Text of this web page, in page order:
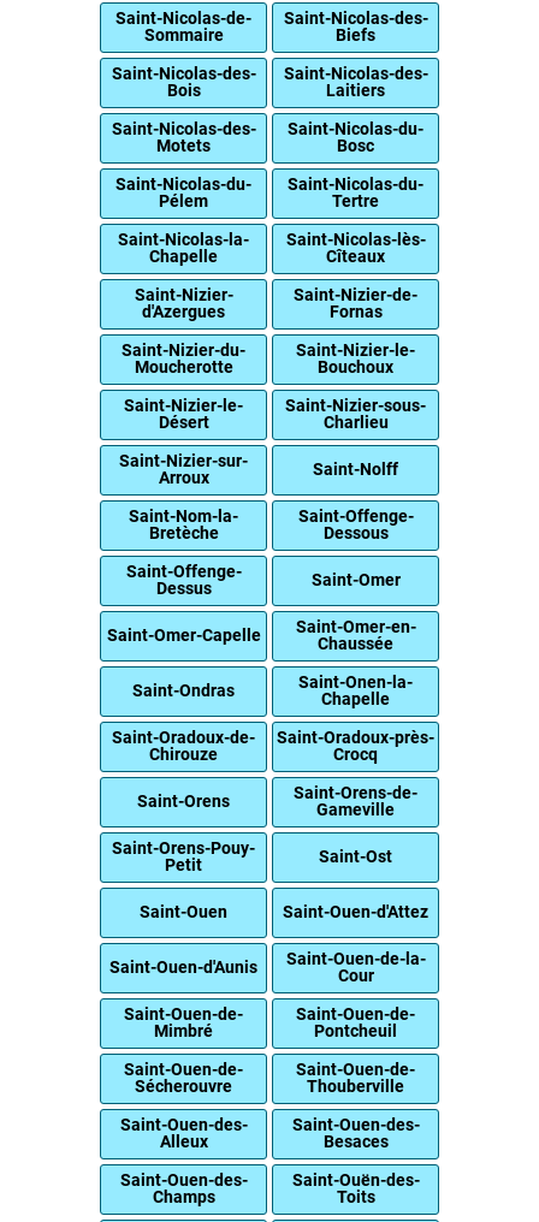
Saint-Nicolas-de-
Sommaire
Saint-Nicolas-des-
Biefs
Saint-Nicolas-des-
Bois
Saint-Nicolas-des-
Laitiers
Saint-Nicolas-des-
Motets
Saint-Nicolas-du-
Bosc
Saint-Nicolas-du-
Pélem
Saint-Nicolas-du-
Tertre
Saint-Nicolas-la-
Chapelle
Saint-Nicolas-lès-
Cîteaux
Saint-Nizier-
d'Azergues
Saint-Nizier-de-
Fornas
Saint-Nizier-du-
Moucherotte
Saint-Nizier-le-
Bouchoux
Saint-Nizier-le-
Désert
Saint-Nizier-sous-
Charlieu
Saint-Nizier-sur-
Arroux
Saint-Nolff
Saint-Nom-la-
Bretèche
Saint-Offenge-
Dessous
Saint-Offenge-
Dessus
Saint-Omer
Saint-Omer-Capelle
Saint-Omer-en-
Chaussée
Saint-Ondras
Saint-Onen-la-
Chapelle
Saint-Oradoux-de-
Chirouze
Saint-Oradoux-près-
Crocq
Saint-Orens
Saint-Orens-de-
Gameville
Saint-Orens-Pouy-
Petit
Saint-Ost
Saint-Ouen Saint-Ouen-d'Attez
Saint-Ouen-d'Aunis
Saint-Ouen-de-la-
Cour
Saint-Ouen-de-
Mimbré
Saint-Ouen-de-
Pontcheuil
Saint-Ouen-de-
Sécherouvre
Saint-Ouen-de-
Thouberville
Saint-Ouen-des-
Alleux
Saint-Ouen-des-
Besaces
Saint-Ouen-des-
Champs
Saint-Ouën-des-
Toits